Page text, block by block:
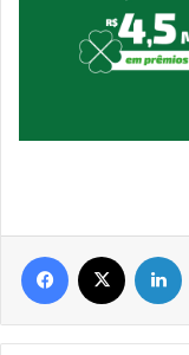
Facebook